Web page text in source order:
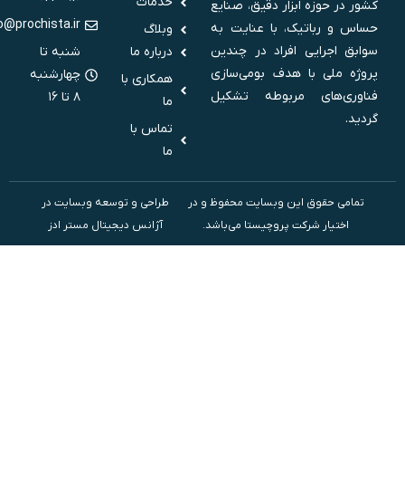
کشور در حوزه ابزار دقیق، صنایع
حساس و رباتیک، با عنایت به
سوابق اجرایی افراد در چندین
پروژه ملی‌ با هدف بومی‌سازی
فناوری‌های مربوطه تشکیل
گردید.
وبلاگ
درباره ما
همکاری با
تماس با
info@prochista.ir
شنبه تا
چهارشنبه
تمامی حقوق این وبسایت محفوظ و در
اختیار شرکت پروچیستا می‌باشد.
طراحی و توسعه وبسایت در
آژانس دیجیتال مستر ادز